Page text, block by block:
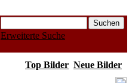
Erweiterte Suche
Top Bilder Neue Bilder